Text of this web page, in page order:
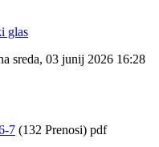
glas
sreda, 03 junij 2026 16:28
7 (132 Prenosi) pdf